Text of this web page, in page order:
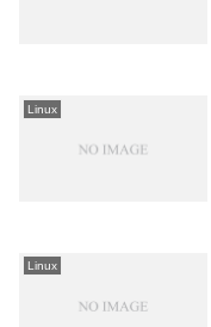
Linux
Linux